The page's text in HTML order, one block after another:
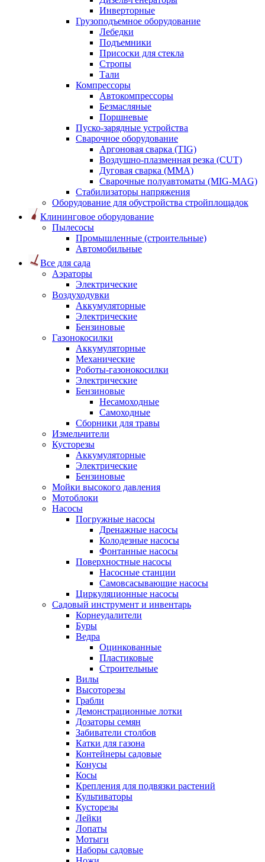
Инверторные
Грузоподъемное оборудование
Лебедки
Подъемники
Присоски для стекла
Стропы
Тали
Компрессоры
Автокомпрессоры
Безмасляные
Поршневые
Пуско-зарядные устройства
Сварочное оборудование
Аргоновая сварка (TIG)
Воздушно-плазменная резка (CUT)
Дуговая сварка (ММА)
Сварочные полуавтоматы (MIG-MAG)
Стабилизаторы напряжения
Оборудование для обустройства стройплощадок
Клининговое оборудование
Пылесосы
Промышленные (строительные)
Автомобильные
Все для сада
Аэраторы
Электрические
Воздуходувки
Аккумуляторные
Электрические
Бензиновые
Газонокосилки
Аккумуляторные
Механические
Роботы-газонокосилки
Электрические
Бензиновые
Несамоходные
Самоходные
Сборники для травы
Измельчители
Кусторезы
Аккумуляторные
Электрические
Бензиновые
Мойки высокого давления
Мотоблоки
Насосы
Погружные насосы
Дренажные насосы
Колодезные насосы
Фонтанные насосы
Поверхностные насосы
Насосные станции
Самовсасывающие насосы
Циркуляционные насосы
Садовый инструмент и инвентарь
Корнеудалители
Буры
Ведра
Оцинкованные
Пластиковые
Строительные
Вилы
Высоторезы
Грабли
Демонстрационные лотки
Дозаторы семян
Забиватели столбов
Катки для газона
Контейнеры садовые
Конусы
Косы
Крепления для подвязки растений
Культиваторы
Кусторезы
Лейки
Лопаты
Мотыги
Наборы садовые